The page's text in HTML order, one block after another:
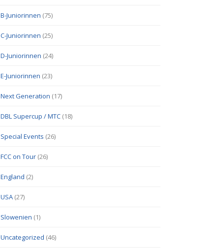
B-Juniorinnen (75)
C-Juniorinnen (25)
D-Juniorinnen (24)
E-Juniorinnen (23)
Next Generation (17)
DBL Supercup / MTC (18)
Special Events (26)
FCC on Tour (26)
England (2)
USA (27)
Slowenien (1)
Uncategorized (46)